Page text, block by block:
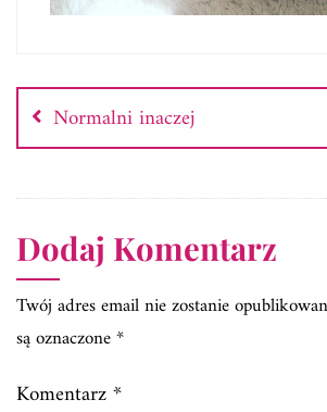
wpisu
Normalni inaczej
Dodaj Komentarz
Twój adres email nie zostanie
są oznaczone*
Komentarz*